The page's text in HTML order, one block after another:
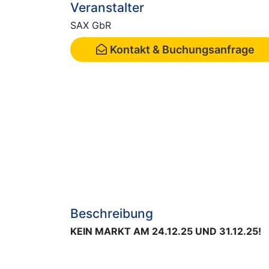
Veranstalter
SAX GbR
Kontakt & Buchungsanfrage
Beschreibung
KEIN MARKT AM 24.12.25 UND 31.12.25!